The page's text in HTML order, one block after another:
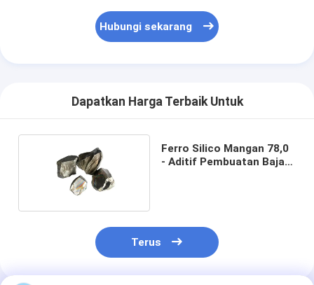
Hubungi sekarang
Dapatkan Harga Terbaik Untuk
Ferro Silico Mangan 78,0
- Aditif Pembuatan Baja
Terus